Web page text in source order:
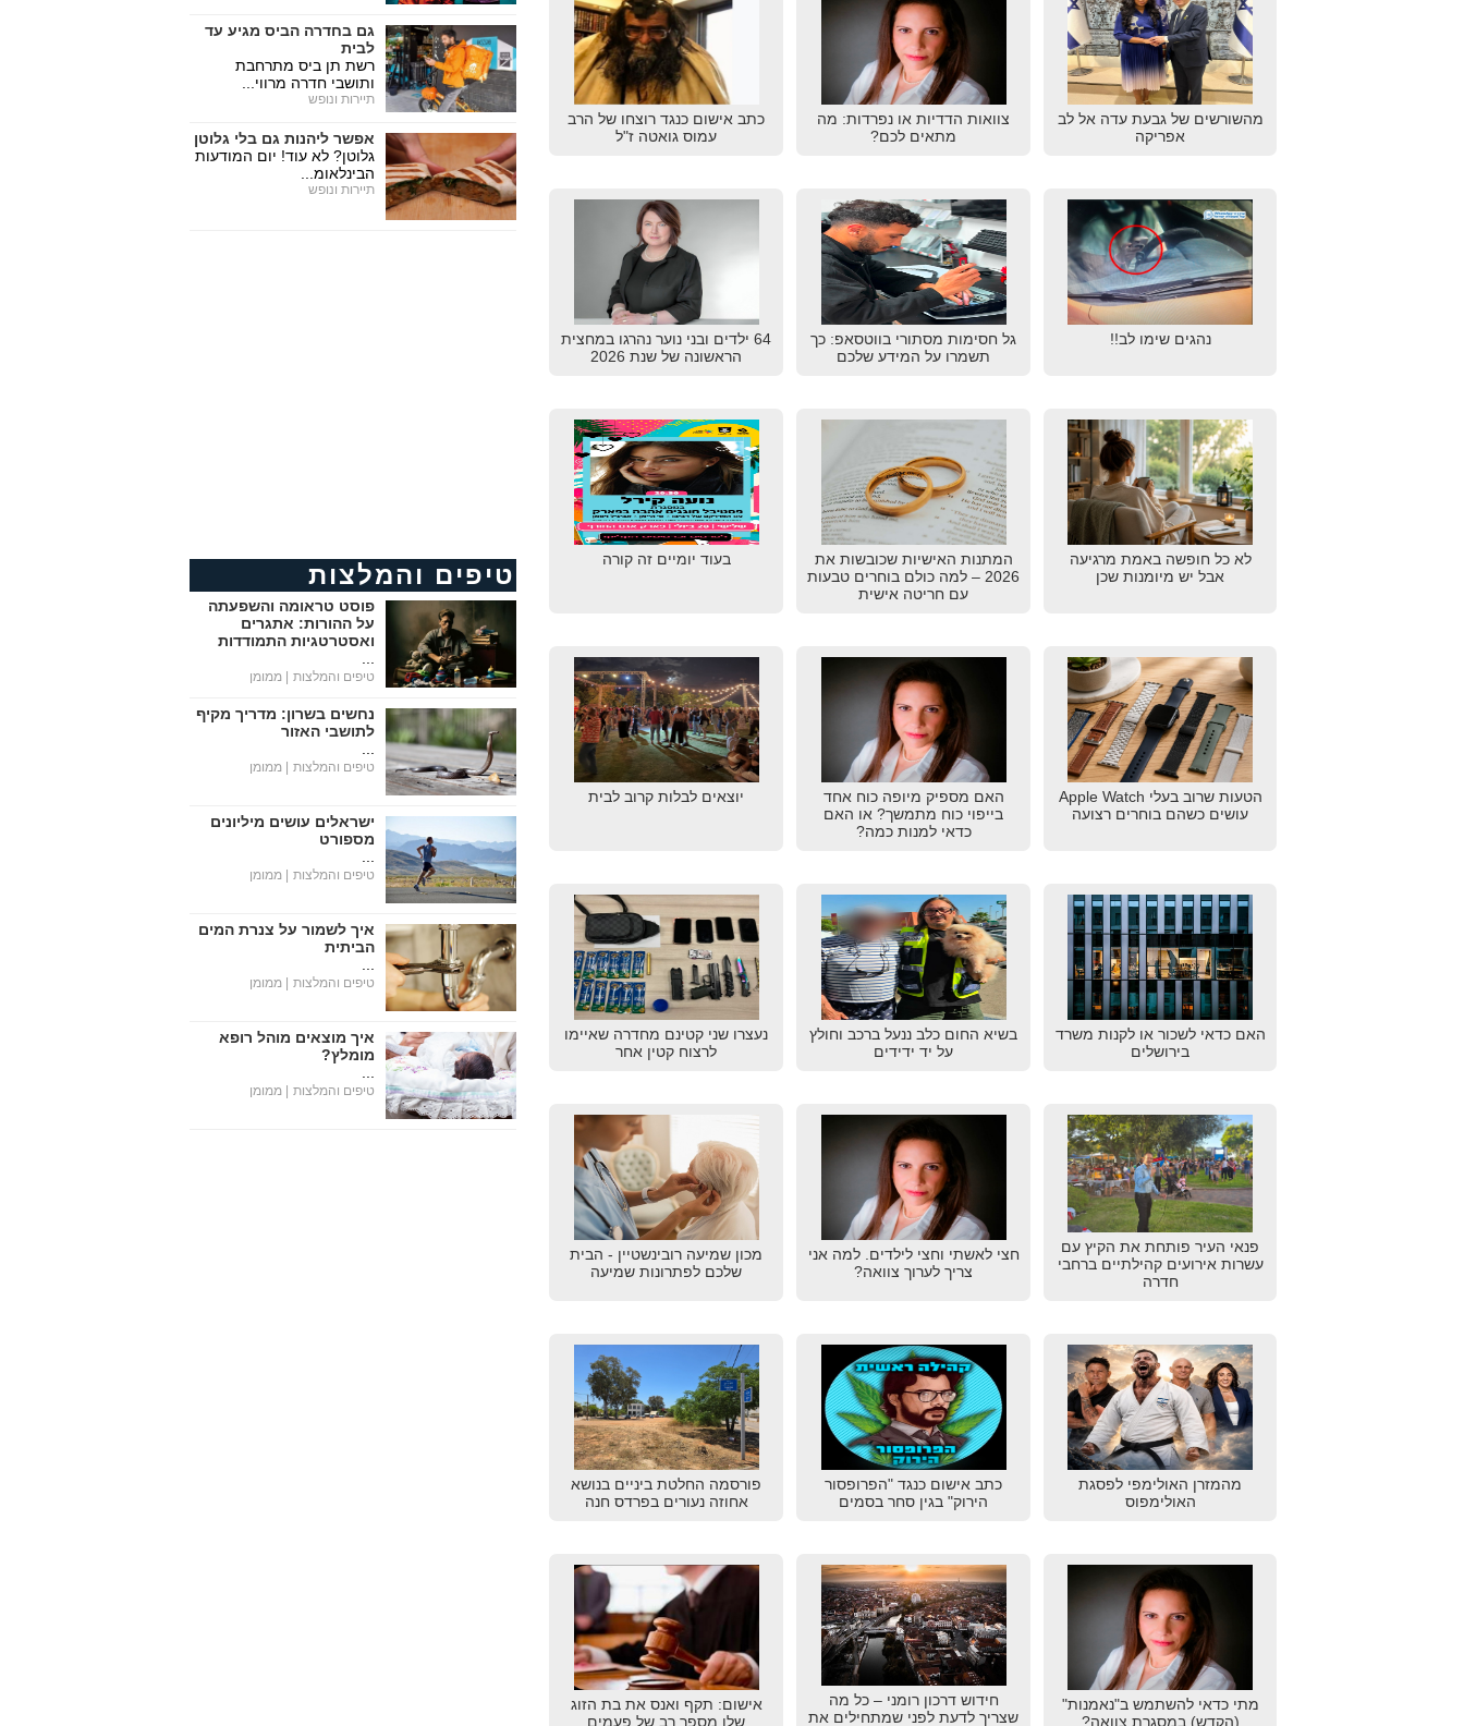
מהשורשים של גבעת עדה אל לב
אפריקה
צוואות הדדיות או נפרדות: מה
מתאים לכם?
כתב אישום כנגד רוצחו של הרב
עמוס גואטה ז"ל
נהגים שימו לב!!
גל חסימות מסתורי בווטסאפ: כך
תשמרו על המידע שלכם
64 ילדים ובני נוער נהרגו במחצית
הראשונה של שנת 2026
לא כל חופשה באמת מרגיעה
אבל יש מיומנות שכן
המתנות האישיות שכובשות את
2026 – למה כולם בוחרים טבעות
עם חריטה אישית
בעוד יומיים זה קורה
הטעות שרוב בעלי Apple Watch
עושים כשהם בוחרים רצועה
האם מספיק מיופה כוח אחד
בייפוי כוח מתמשך? או האם
כדאי למנות כמה?
יוצאים לבלות קרוב לבית
האם כדאי לשכור או לקנות משרד
בירושלים
בשיא החום כלב ננעל ברכב וחולץ
על יד ידידים
נעצרו שני קטינם מחדרה שאיימו
לרצוח קטין אחר
פנאי העיר פותחת את הקיץ עם
עשרות אירועים קהילתיים ברחבי
חדרה
חצי לאשתי וחצי לילדים. למה אני
צריך לערוך צוואה?
מכון שמיעה רובינשטיין - הבית
שלכם לפתרונות שמיעה
מהמזרן האולימפי לפסגת
האולימפוס
כתב אישום כנגד "הפרופסור
הירוק" בגין סחר בסמים
פורסמה החלטת ביניים בנושא
אחוזה נעורים בפרדס חנה
מתי כדאי להשתמש ב"נאמנות"
(הקדש) במסגרת צוואה?
חידוש דרכון רומני – כל מה
שצריך לדעת לפני שמתחילים את
אישום: תקף ואנס את בת הזוג
שלו מספר רב של פעמים
גם בחדרה הביס מגיע עד
לבית
רשת תן ביס מתרחבת
ותושבי חדרה מרווי...
תיירות ונופש
אפשר ליהנות גם בלי גלוטן
גלוטן? לא עוד! יום המודעות
הבינלאומ...
תיירות ונופש
טיפים והמלצות
פוסט טראומה והשפעתה
על ההורות: אתגרים
ואסטרטגיות התמודדות
טיפים והמלצות | ממומן
נחשים בשרון: מדריך מקיף
לתושבי האזור
טיפים והמלצות | ממומן
ישראלים עושים מיליונים
מספורט
טיפים והמלצות | ממומן
איך לשמור על צנרת המים
הביתית
טיפים והמלצות | ממומן
איך מוצאים מוהל רופא
מומלץ?
טיפים והמלצות | ממומן